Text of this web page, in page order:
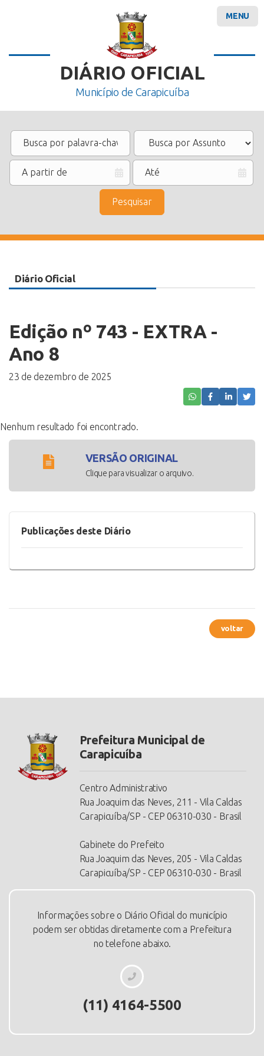
DIÁRIO OFICIAL
Município de Carapicuíba
Pesquisar
MENU
Diário Oficial
Edição nº 743 - EXTRA -
Ano 8
23 de dezembro de 2025
Nenhum resultado foi encontrado.
VERSÃO ORIGINAL
Clique para visualizar o arquivo.
Publicações deste Diário
voltar
Prefeitura Municipal de
Carapicuíba
Centro Administrativo
Rua Joaquim das Neves, 211 - Vila Caldas
Carapicuíba/SP - CEP 06310-030 - Brasil
Gabinete do Prefeito
Rua Joaquim das Neves, 205 - Vila Caldas
Carapicuíba/SP - CEP 06310-030 - Brasil
Informações sobre o Diário Oficial do município
podem ser obtidas diretamente com a Prefeitura
no telefone abaixo.
(11) 4164-5500